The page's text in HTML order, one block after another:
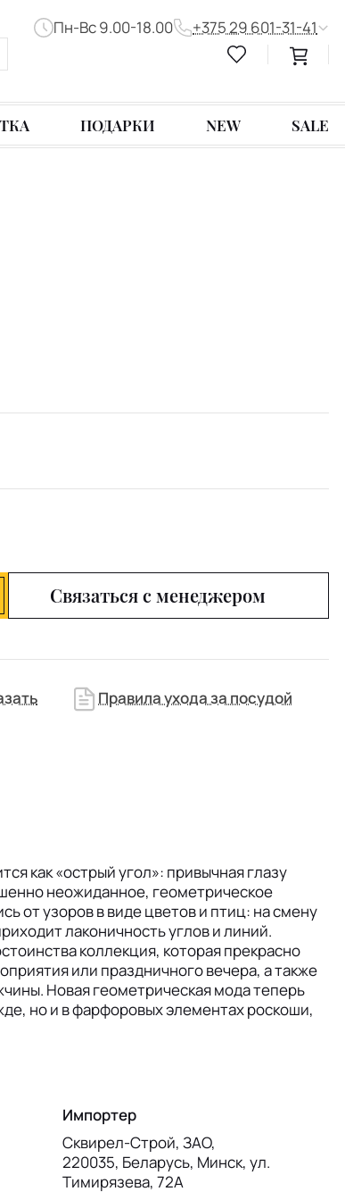
Пн-Вс 9.00-18.00 +375 29 601-31-41
ПОДАРКИ NEW SALE
Связаться с менеджером
Правила ухода за посудой
как «острый угол»: привычная глазу
неожиданное, геометрическое
от узоров в виде цветов и птиц: на смену
лаконичность углов и линий.
коллекция, которая прекрасно
или праздничного вечера, а также
Новая геометрическая мода теперь
но и в фарфоровых элементах роскоши,
Импортер
Сквирел-Строй, ЗАО,
220035, Беларусь, Минск, ул.
Тимирязева, 72А